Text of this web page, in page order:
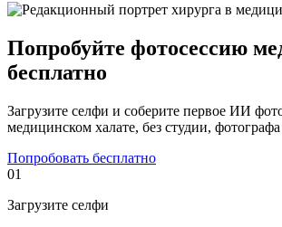
Попробуйте фотосессию
бесплатно
Загрузите селфи и соберите первое ИИ
медицинском халате, без студии,
Попробовать бесплатно
01
Загрузите селфи